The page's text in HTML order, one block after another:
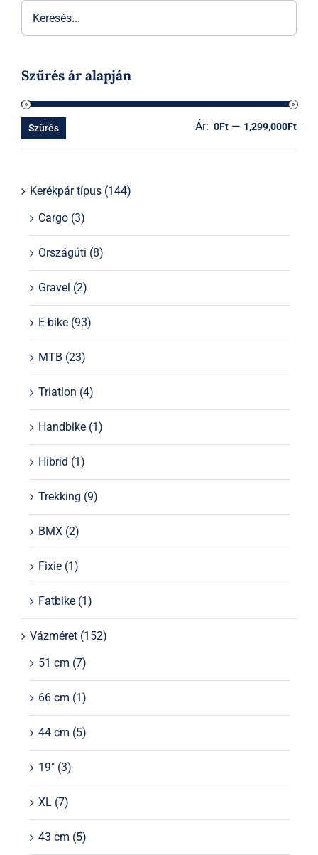
Szűrés ár alapján
Min
ár
Max
ár
Szűrés Ár: 0Ft — 1,299,000Ft
Kerékpár típus (144)
Cargo (3)
Országúti (8)
Gravel (2)
E-bike (93)
MTB (23)
Triatlon (4)
Handbike (1)
Hibrid (1)
Trekking (9)
BMX (2)
Fixie (1)
Fatbike (1)
Vázméret (152)
51 cm (7)
66 cm (1)
44 cm (5)
19" (3)
XL (7)
43 cm (5)